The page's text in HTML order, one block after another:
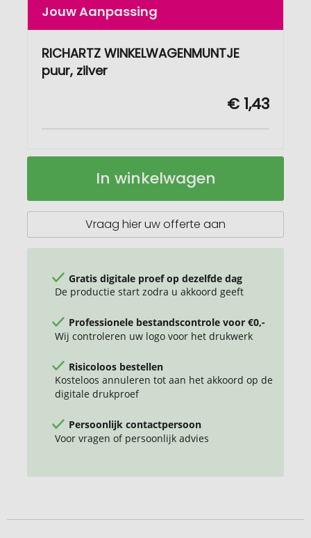
Jouw Aanpassing
RICHARTZ WINKELWAGENMUNTJE
puur, zilver
€ 1,43
RICHARTZ
WINKELWAGENMUNTJE
Op
In winkelwagen
Vraag hier uw offerte aan
Gratis digitale proef op dezelfde dag
De productie start zodra u akkoord geeft
Professionele bestandscontrole voor €0,-
Wij controleren uw logo voor het drukwerk
Risicoloos bestellen
Kosteloos annuleren tot aan het akkoord op de
digitale drukproef
Persoonlijk contactpersoon
Voor vragen of persoonlijk advies